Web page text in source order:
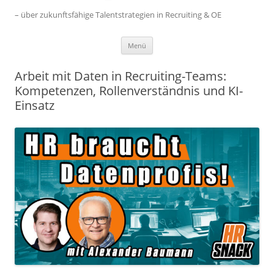
– über zukunftsfähige Talentstrategien in Recruiting & OE
Menü
Arbeit mit Daten in Recruiting-Teams:
Kompetenzen, Rollenverständnis und KI-
Einsatz